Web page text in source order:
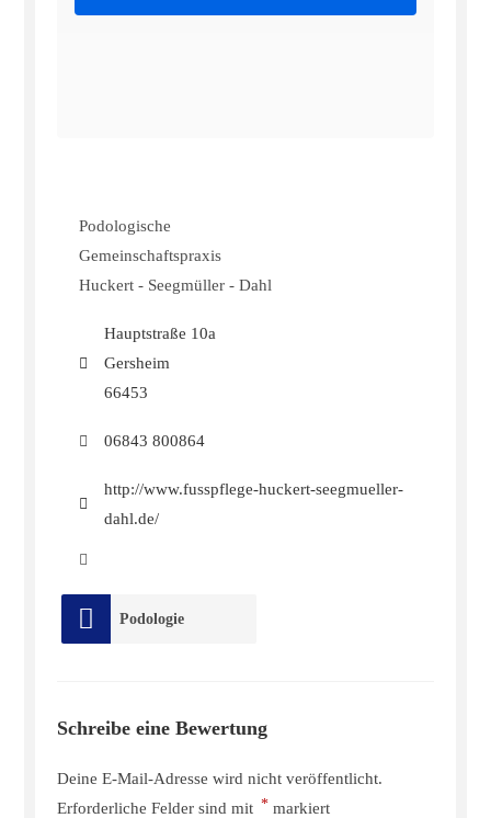
Podologische
Gemeinschaftspraxis
Huckert - Seegmüller - Dahl
Hauptstraße 10a
Gersheim
66453
06843 800864
http://www.fusspflege-huckert-seegmueller-
dahl.de/
Podologie
Schreibe eine Bewertung
Deine E-Mail-Adresse wird nicht veröffentlicht.
Erforderliche Felder sind mit * markiert